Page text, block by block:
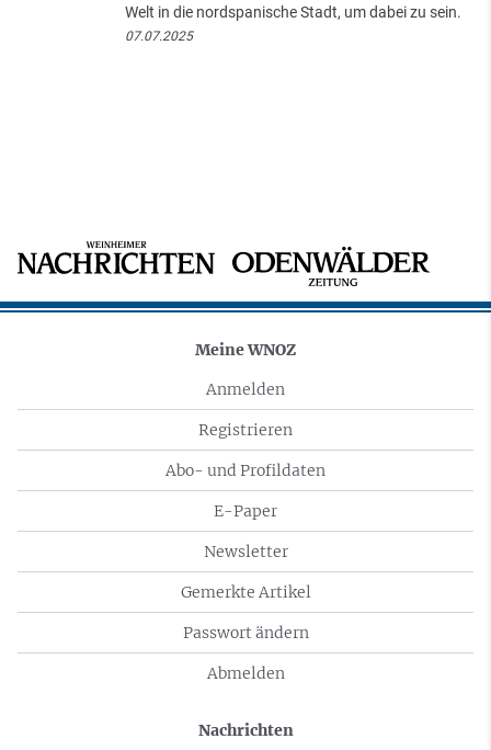
Welt in die nordspanische Stadt, um dabei zu sein.
07.07.2025
Meine WNOZ
Anmelden
Registrieren
Abo- und Profildaten
E-Paper
Newsletter
Gemerkte Artikel
Passwort ändern
Abmelden
Nachrichten